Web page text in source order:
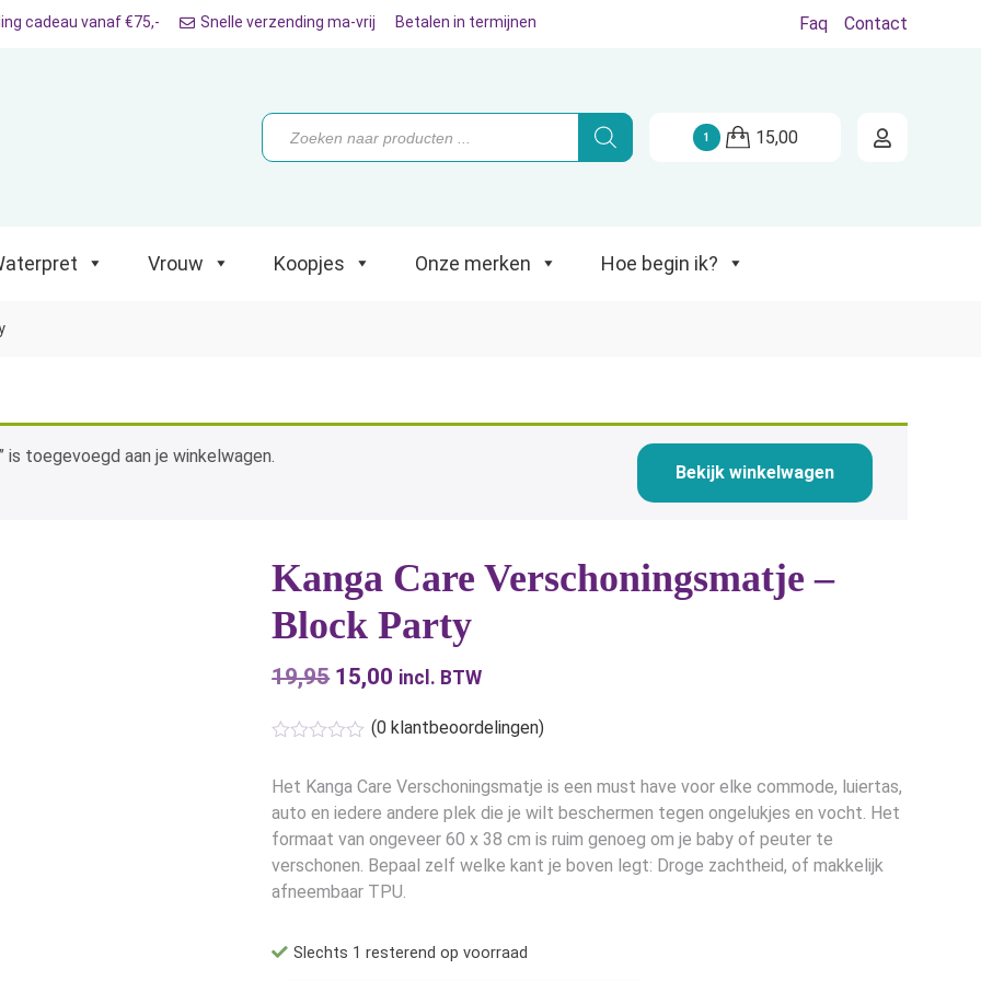
Koopjes Onze merken Hoe begin ik?
cadeau vanaf €75,- Snelle verzending ma-vrij Betalen in termijnen Faq Contact
Producten
zoeken
1 15,00
Vrouw Koopjes Onze merken Hoe begin ik?
is toegevoegd aan je winkelwagen.
Bekijk winkelwagen
Kanga Care Verschoningsmatje –
Block Party
19,95 Oorspronkelijke
was:
€19,95.
15,00 Huidige
€15,00.
incl. BTW
(0klantbeoordelingen)
Het Kanga Care Verschoningsmatje is een must have voor elke commode, luiertas,
auto en iedere andere plek die je wilt beschermen tegen ongelukjes en vocht. Het
formaat van ongeveer 60 x 38 cm is ruim genoeg om je baby of peuter te
verschonen. Bepaal zelf welke kant je boven legt: Droge zachtheid, of makkelijk
afneembaar TPU.
Slechts 1 resterend op voorraad